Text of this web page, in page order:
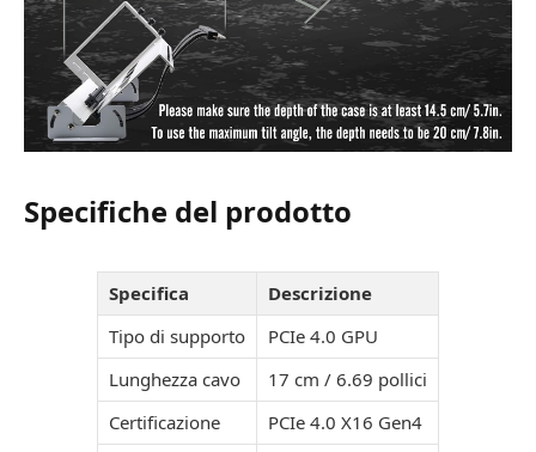
Specifiche del prodotto
Specifica
Descrizione
Tipo di supporto
PCIe 4.0 GPU
Lunghezza cavo
17 cm / 6.69 pollici
Certificazione
PCIe 4.0 X16 Gen4